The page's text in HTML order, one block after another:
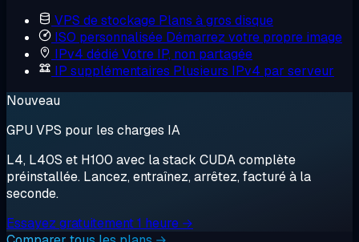
VPS de stockage Plans à gros disque
ISO personnalisée Démarrez votre propre image
IPv4 dédiéVotre IP, non partagée
IP supplémentaires Plusieurs IPv4 par serveur
Nouveau
GPU VPS pour les charges IA
L4, L40S et H100 avec la stack CUDA complète
préinstallée. Lancez, entraînez, arrêtez, facturé à la
seconde.
Essayez gratuitement 1 heure →